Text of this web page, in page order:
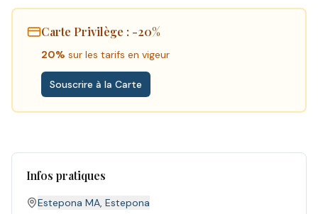
Carte Privilège : -20%
20% sur les tarifs en vigeur
Souscrire à la Carte
Infos pratiques
Estepona MA, Estepona